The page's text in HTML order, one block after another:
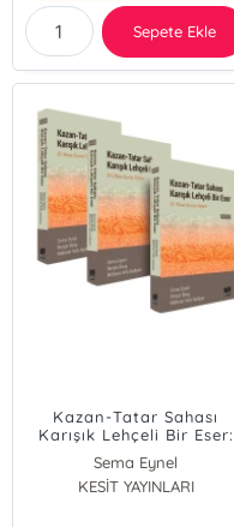
Sepete Ekle
Kazan-Tatar Sahası
Karışık Lehçeli Bir Eser:
El-Itkan Kuran Tefsiri ( III
Cilt)
Sema Eynel
Nergis Biray
KESİT YAYINLARI